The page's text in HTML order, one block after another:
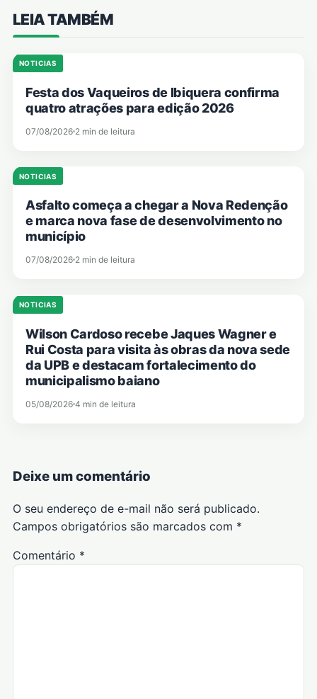
LEIA TAMBÉM
NOTICIAS
Festa dos Vaqueiros de Ibiquera confirma
quatro atrações para edição 2026
07/08/2026 2 min de leitura
NOTICIAS
Asfalto começa a chegar a Nova Redenção
e marca nova fase de desenvolvimento no
município
07/08/2026 2 min de leitura
NOTICIAS
Wilson Cardoso recebe Jaques Wagner e
Rui Costa para visita às obras da nova sede
da UPB e destacam fortalecimento do
municipalismo baiano
05/08/2026 4 min de leitura
Deixe um comentário
O seu endereço de e-mail não será publicado.
Campos obrigatórios são marcados com *
Comentário *